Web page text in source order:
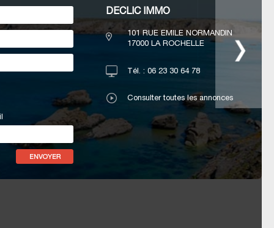
DECLIC IMMO
101 RUE EMILE NORMANDIN
17000 LA ROCHELLE
Tél. :06 23 30 64 78
Consulter toutes les annonces